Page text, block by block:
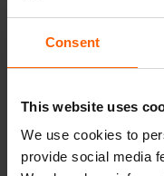
Consent
This website uses
We use cookies to
provide social media
Streaming i
20
Zobacz pakiety